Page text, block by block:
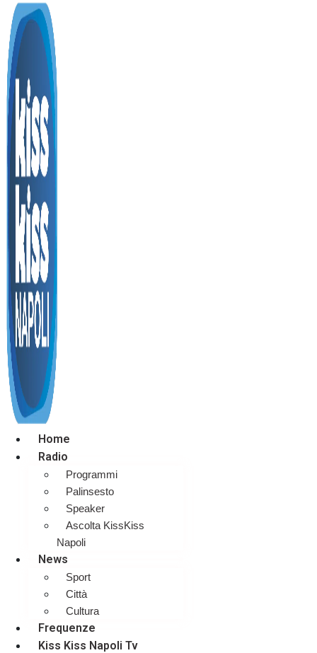
Home
Radio
Programmi
Palinsesto
Speaker
Ascolta KissKiss
Napoli
News
Sport
Città
Cultura
Frequenze
Kiss Kiss Napoli Tv